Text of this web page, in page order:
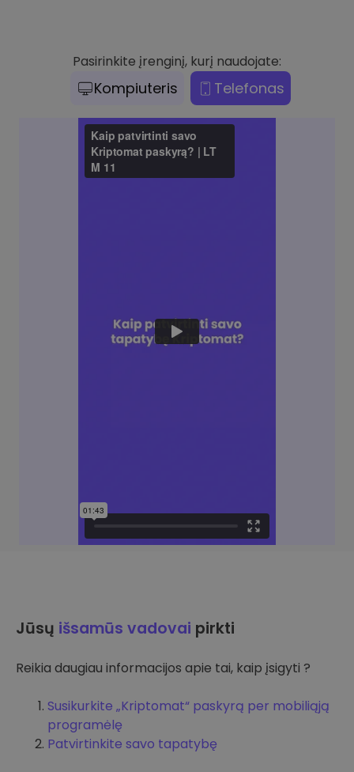
Pasirinkite įrenginį, kurį naudojate:
Kompiuteris Telefonas
Jūsų išsamūs vadovai pirkti
Reikia daugiau informacijos apie tai, kaip įsigyti ?
Susikurkite „Kriptomat“ paskyrą per mobiliąją
programėlę
Patvirtinkite savo tapatybę